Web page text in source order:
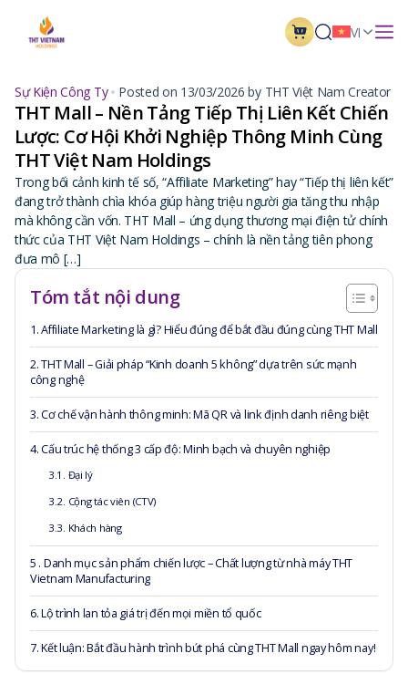
VI
Sự Kiện Công Ty Posted on 13/03/2026 by THT Việt Nam Creator
THT Mall – Nền Tảng Tiếp Thị Liên Kết Chiến
Lược: Cơ Hội Khởi Nghiệp Thông Minh Cùng
THT Việt Nam Holdings
Trong bối cảnh kinh tế số, “Affiliate Marketing” hay “Tiếp thị liên kết”
đang trở thành chìa khóa giúp hàng triệu người gia tăng thu nhập
mà không cần vốn. THT Mall – ứng dụng thương mại điện tử chính
thức của THT Việt Nam Holdings – chính là nền tảng tiên phong
đưa mô […]
Tóm tắt nội dung
1. Affiliate Marketing là gì? Hiểu đúng để bắt đầu đúng cùng THT Mall
2. THT Mall – Giải pháp “Kinh doanh 5 không” dựa trên sức mạnh
công nghệ
3. Cơ chế vận hành thông minh: Mã QR và link định danh riêng biệt
4. Cấu trúc hệ thống 3 cấp độ: Minh bạch và chuyên nghiệp
3.1. Đại lý
3.2. Cộng tác viên (CTV)
3.3. Khách hàng
5 . Danh mục sản phẩm chiến lược – Chất lượng từ nhà máy THT
Vietnam Manufacturing
6. Lộ trình lan tỏa giá trị đến mọi miền tổ quốc
7. Kết luận: Bắt đầu hành trình bứt phá cùng THT Mall ngay hôm nay!